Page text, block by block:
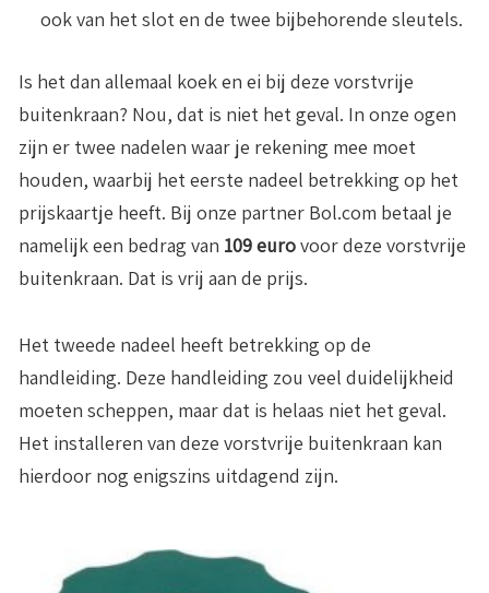
ook van het slot en de twee bijbehorende sleutels.
Is het dan allemaal koek en ei bij deze vorstvrije
buitenkraan? Nou, dat is niet het geval. In onze ogen
zijn er twee nadelen waar je rekening mee moet
houden, waarbij het eerste nadeel betrekking op het
prijskaartje heeft. Bij onze partner Bol.com betaal je
namelijk een bedrag van 109 eurovoor deze vorstvrije
buitenkraan. Dat is vrij aan de prijs.
Het tweede nadeel heeft betrekking op de
handleiding. Deze handleiding zou veel duidelijkheid
moeten scheppen, maar dat is helaas niet het geval.
Het installeren van deze vorstvrije buitenkraan kan
hierdoor nog enigszins uitdagend zijn.